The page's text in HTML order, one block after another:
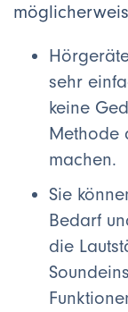
sehr
keine
Methode
machen.
Sie
Bedarf
die